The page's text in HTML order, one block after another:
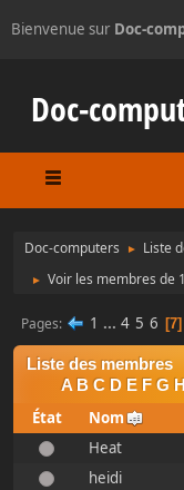
Bienvenue sur Doc-
Doc-
Doc-computers ► Liste
► Voir les membres de
Pages 1 ... 4 5 6 7
Liste des membres
A B C D E F G H
État Nom
Heat
heidi